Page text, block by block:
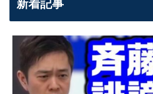
新着記事